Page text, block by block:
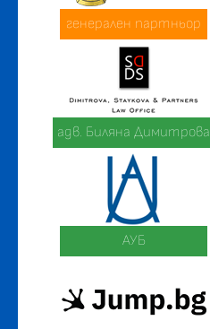
генерален партньор
адв. Биляна Димитрова
АУБ